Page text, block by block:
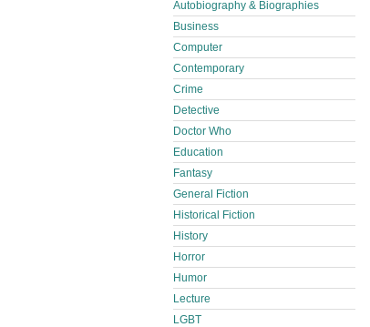
Autobiography & Biographies
Business
Computer
Contemporary
Crime
Detective
Doctor Who
Education
Fantasy
General Fiction
Historical Fiction
History
Horror
Humor
Lecture
LGBT